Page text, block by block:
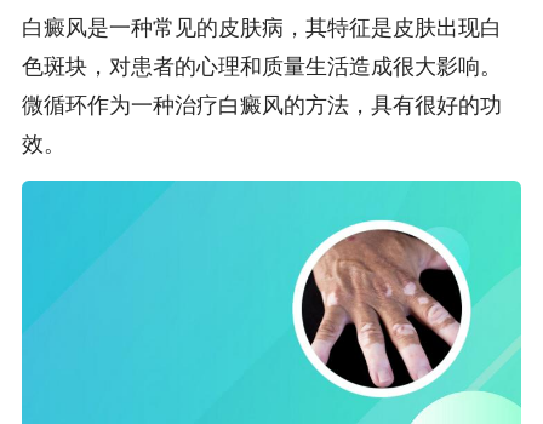
白癜风是一种常见的皮肤病，其特征是皮肤出现白
色斑块，对患者的心理和质量生活造成很大影响。
微循环作为一种治疗白癜风的方法，具有很好的功
效。